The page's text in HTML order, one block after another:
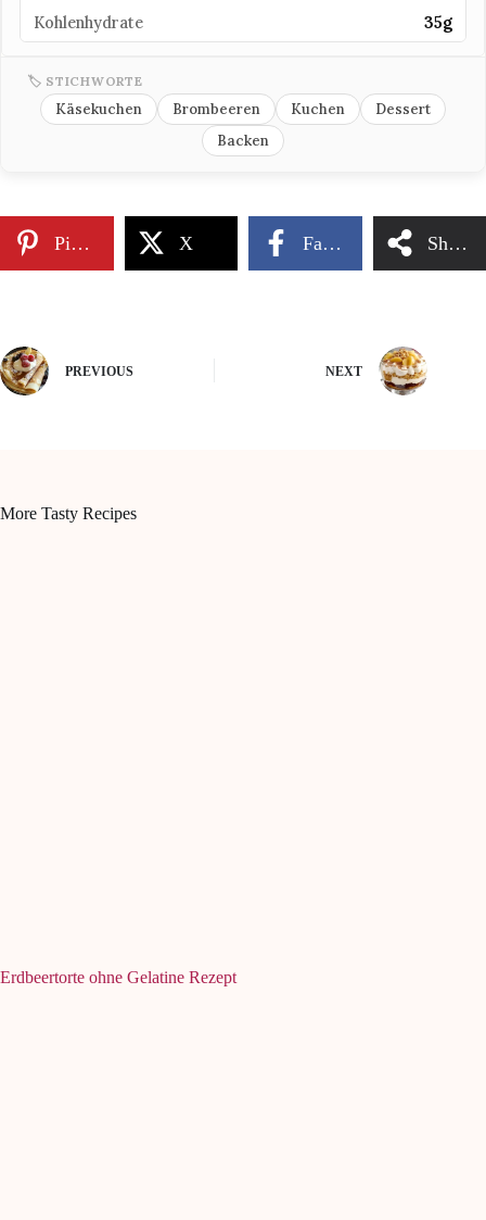
Kohlenhydrate
35g
🏷 STICHWORTE
Käsekuchen Brombeeren Kuchen
Dessert
Backen
Pinterest X Facebook Share
PREVIOUS NEXT
More Tasty Recipes
Erdbeertorte ohne Gelatine Rezept